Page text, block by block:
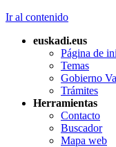
Ir al contenido
euskadi.eus
Página de
Temas
Gobierno
Trámites
Herramientas
Contacto
Buscador
Mapa web